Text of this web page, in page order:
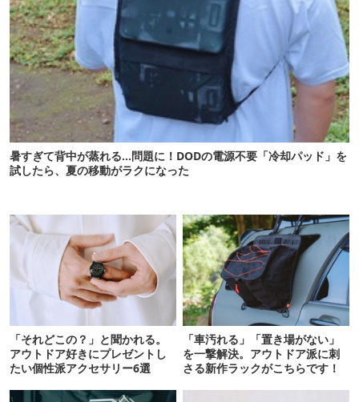
暑すぎて背中が蒸れる…問題に！DODの電源不要「冷却パッド」を
試したら、夏の移動がラクになった
「それどこの？」と聞かれる。
アウトドア好きにプレゼントし
たい個性派アクセサリー6選
「車汚れる」「置き場がない」
を一撃解決。アウトドア派に刺
さる新作ラックがこちらです！